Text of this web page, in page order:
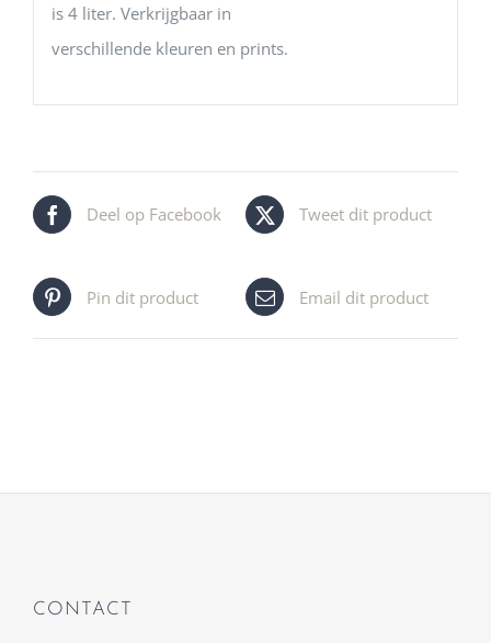
is 4 liter. Verkrijgbaar in
verschillende kleuren en prints.
Deel op Facebook Tweet dit product
Pin dit product Email dit product
CONTACT